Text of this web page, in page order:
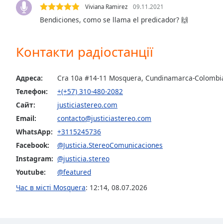
Color
Opacity
Color
Opacity
Caption
Viviana Ramirez 09.11.2021
Bendiciones, como se llama el predicador? 🙌
Контакти радіостанції
Адреса:
Cra 10a #14-11 Mosquera, Cundinamarca-
Телефон:
+(+57) 310-480-2082
Сайт:
justiciastereo.com
Email:
contacto@justiciastereo.com
WhatsApp: +3115245736
Facebook:
@Justicia.StereoComunicaciones
Instagram: @justicia.stereo
Youtube:
@featured
Час в місті Mosquera: 12:14, 08.07.2026